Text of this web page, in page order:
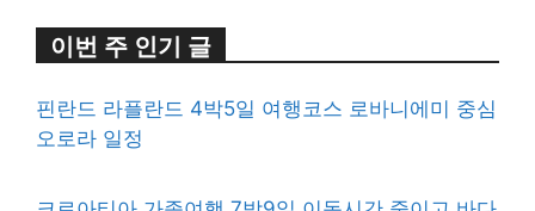
이번 주 인기 글
핀란드 라플란드 4박5일 여행코스 로바니에미 중심
오로라 일정